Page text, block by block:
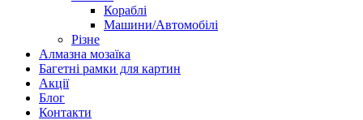
Кораблі
Машини/Автомобілі
Різне
Алмазна мозаїка
Багетні рамки для картин
Акції
Блог
Контакти